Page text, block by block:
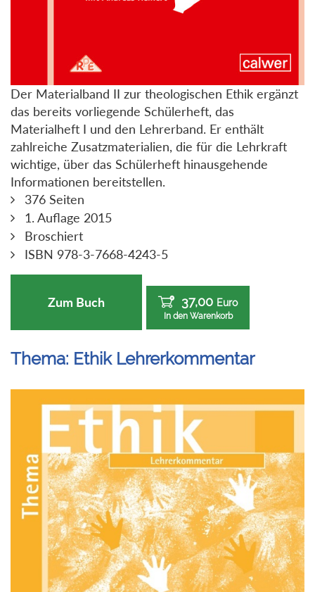
Der Materialband II zur theologischen Ethik ergänzt
das bereits vorliegende Schülerheft, das
Materialheft I und den Lehrerband. Er enthält
zahlreiche Zusatzmaterialien, die für die Lehrkraft
wichtige, über das Schülerheft hinausgehende
Informationen bereitstellen.
376 Seiten
1. Auflage 2015
Broschiert
ISBN 978-3-7668-4243-5
Zum Buch 37,00 Euro
In den Warenkorb
Thema: Ethik Lehrerkommentar